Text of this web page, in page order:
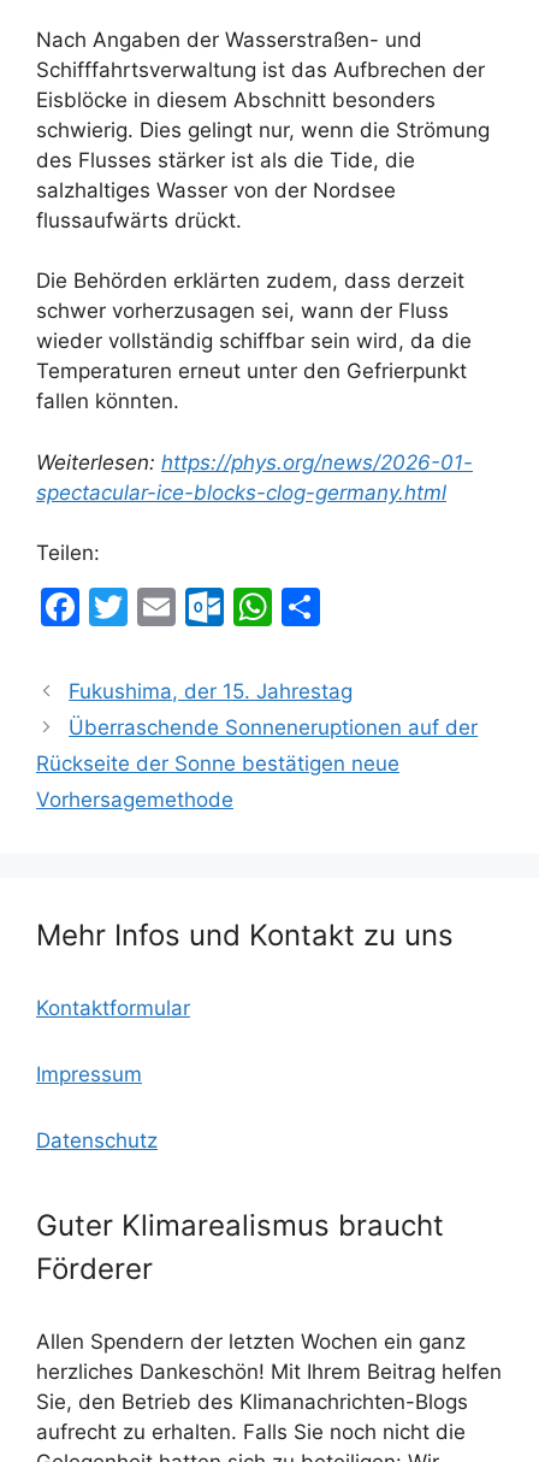
Nach Angaben der Wasserstraßen- und
Schifffahrtsverwaltung ist das Aufbrechen der
Eisblöcke in diesem Abschnitt besonders
schwierig. Dies gelingt nur, wenn die Strömung
des Flusses stärker ist als die Tide, die
salzhaltiges Wasser von der Nordsee
flussaufwärts drückt.
Die Behörden erklärten zudem, dass derzeit
schwer vorherzusagen sei, wann der Fluss
wieder vollständig schiffbar sein wird, da die
Temperaturen erneut unter den Gefrierpunkt
fallen könnten.
Weiterlesen: https://phys.org/news/2026-01-
spectacular-ice-blocks-clog-germany.html
Teilen:
F
c
e
b
o
T
itt
er
E
ai
l
O
lo
o
k.
c
W
at
s
A
le
n
Fukushima, der 15. Jahrestag
Überraschende Sonneneruptionen auf der
Rückseite der Sonne bestätigen neue
Vorhersagemethode
Mehr Infos und Kontakt zu uns
Kontaktformular
Impressum
Datenschutz
Guter Klimarealismus braucht
Förderer
Allen Spendern der letzten Wochen ein ganz
herzliches Dankeschön! Mit Ihrem Beitrag helfen
Sie, den Betrieb des Klimanachrichten-Blogs
aufrecht zu erhalten. Falls Sie noch nicht die